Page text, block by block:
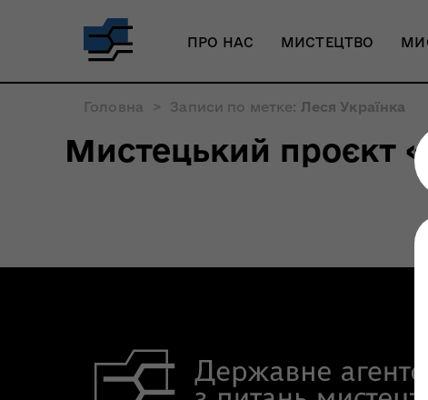
ПРО НАС МИСТЕЦТВО
Головна > Записи по метке: Леся Українка
Мистецький проєкт